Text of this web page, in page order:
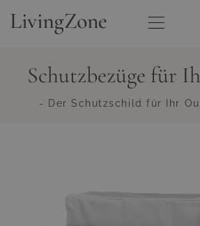
Schutzbezüge für
- Der Schutzschild für Ihr